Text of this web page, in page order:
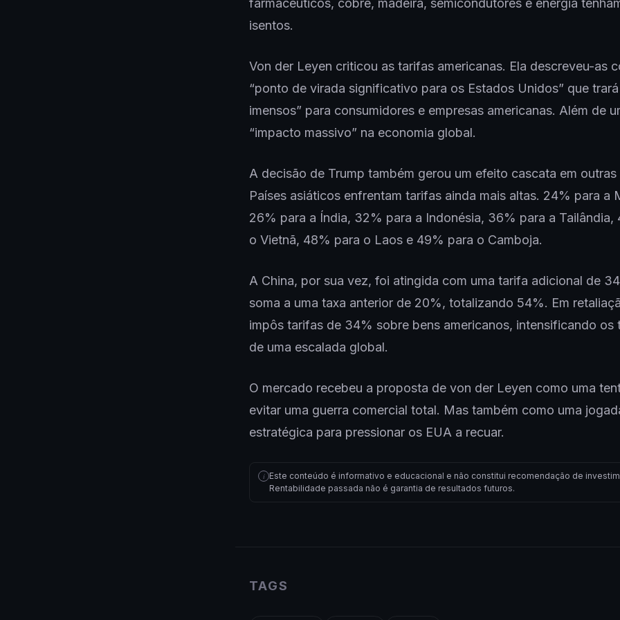
isentos.
Von der Leyen criticou as tarifas americanas. Ela descreveu-as
“ponto de virada significativo para os Estados Unidos” que
imensos” para consumidores e empresas americanas. Além de
“impacto massivo” na economia global.
A decisão de Trump também gerou um efeito cascata em outras
Países asiáticos enfrentam tarifas ainda mais altas. 24% para a
26% para a Índia, 32% para a Indonésia, 36% para a Tailândia,
o Vietnã, 48% para o Laos e 49% para o Camboja.
A China, por sua vez, foi atingida com uma tarifa adicional de
soma a uma taxa anterior de 20%, totalizando 54%. Em
impôs tarifas de 34% sobre bens americanos, intensificando os
de uma escalada global.
O mercado recebeu a proposta de von der Leyen como uma
evitar uma guerra comercial total. Mas também como uma
estratégica para pressionar os EUA a recuar.
i Este conteúdo é informativo e educacional e não constitui recomendação de
Rentabilidade passada não é garantia de resultados futuros.
TAGS